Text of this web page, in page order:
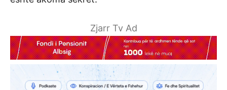
Zjarr Tv Ad